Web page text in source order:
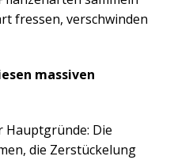
fressen, verschwinden
massiven
Hauptgründe: Die
die Zerstückelung